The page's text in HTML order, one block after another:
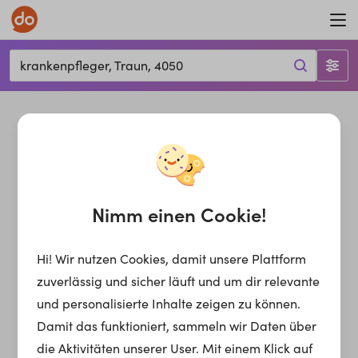
krankenpfleger, Traun, 4050
Nimm einen Cookie!
Hi! Wir nutzen Cookies, damit unsere Plattform
zuverlässig und sicher läuft und um dir relevante
und personalisierte Inhalte zeigen zu können.
Damit das funktioniert, sammeln wir Daten über
die Aktivitäten unserer User. Mit einem Klick auf